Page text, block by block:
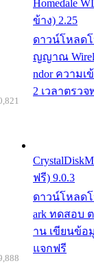
Homedale
ข้าง) 2.25
ดาวน์โหลด
ญญาณ
ndor ความเ
2 เวลาตรวจ
ฟรี) 9.0.3
ดาวน์โหลดโ
ark ทดสอบ
าน เขียนข้อ
แจกฟรี